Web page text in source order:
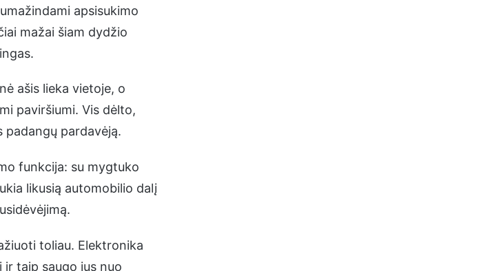
apsisukimo
mažai šiam dydžio
ašis lieka vietoje, o
paviršiumi. Vis dėlto,
pardavėją.
funkcija: su mygtuko
likusią automobilio dalį
toliau. Elektronika
taip saugo jus nuo